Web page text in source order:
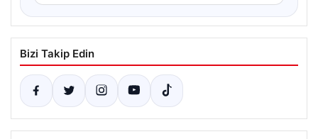
Bizi Takip Edin